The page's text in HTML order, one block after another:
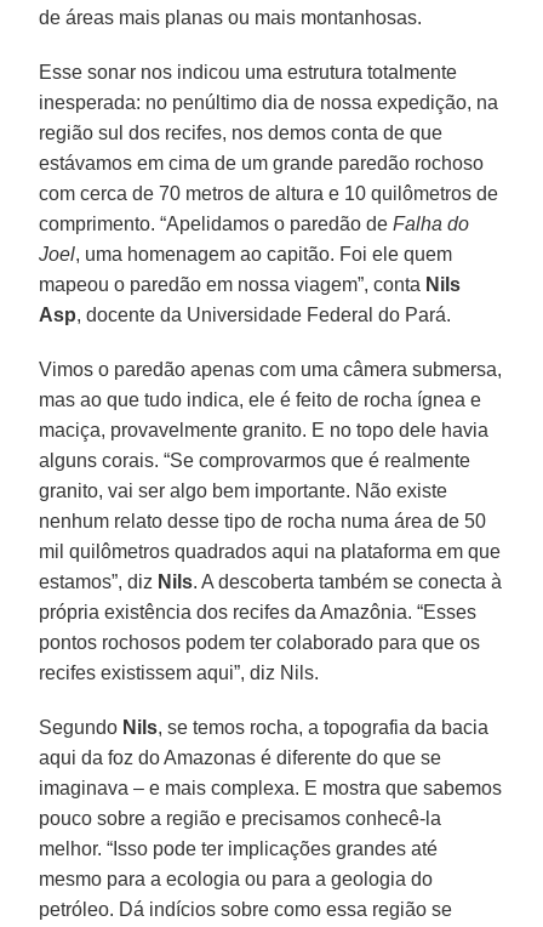
de áreas mais planas ou mais montanhosas.
Esse sonar nos indicou uma estrutura totalmente
inesperada: no penúltimo dia de nossa expedição, na
região sul dos recifes, nos demos conta de que
estávamos em cima de um grande paredão rochoso
com cerca de 70 metros de altura e 10 quilômetros de
comprimento. “Apelidamos o paredão de Falha do
Joel, uma homenagem ao capitão. Foi ele quem
mapeou o paredão em nossa viagem”, conta Nils
Asp, docente da Universidade Federal do Pará.
Vimos o paredão apenas com uma câmera submersa,
mas ao que tudo indica, ele é feito de rocha ígnea e
maciça, provavelmente granito. E no topo dele havia
alguns corais. “Se comprovarmos que é realmente
granito, vai ser algo bem importante. Não existe
nenhum relato desse tipo de rocha numa área de 50
mil quilômetros quadrados aqui na plataforma em que
estamos”, diz Nils. A descoberta também se conecta à
própria existência dos recifes da Amazônia. “Esses
pontos rochosos podem ter colaborado para que os
recifes existissem aqui”, diz Nils.
Segundo Nils, se temos rocha, a topografia da bacia
aqui da foz do Amazonas é diferente do que se
imaginava – e mais complexa. E mostra que sabemos
pouco sobre a região e precisamos conhecê-la
melhor. “Isso pode ter implicações grandes até
mesmo para a ecologia ou para a geologia do
petróleo. Dá indícios sobre como essa região se